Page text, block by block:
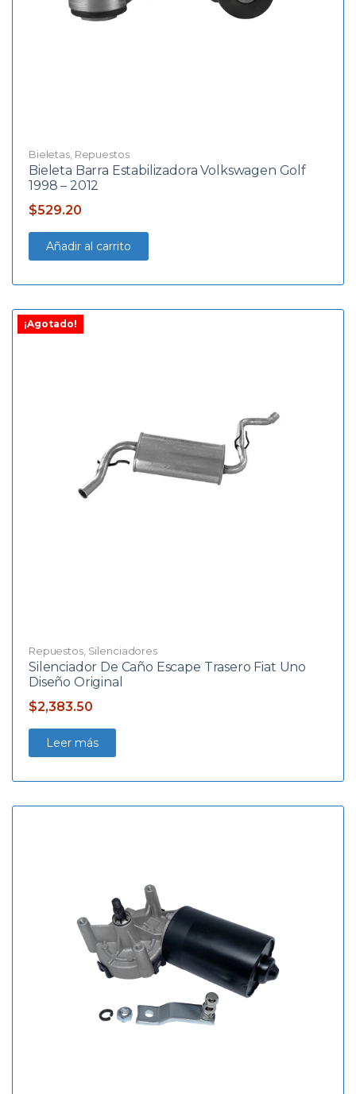
Bieletas, Repuestos
Bieleta Barra Estabilizadora Volkswagen Golf
1998 – 2012
$529.20
Añadir al carrito
¡Agotado!
Repuestos, Silenciadores
Silenciador De Caño Escape Trasero Fiat Uno
Diseño Original
$2,383.50
Leer más